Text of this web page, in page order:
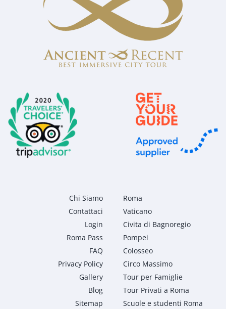
Chi Siamo
Contattaci
Login
Roma Pass
FAQ
Privacy Policy
Gallery
Blog
Sitemap
Roma
Vaticano
Civita di Bagnoregio
Pompei
Colosseo
Circo Massimo
Tour per Famiglie
Tour Privati a Roma
Scuole e studenti Roma